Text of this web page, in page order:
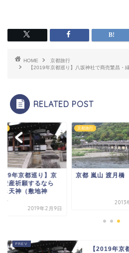
HOME
京都旅行
【2019年京都巡り】八坂神社で商売繁昌・
RELATED POST
年京都巡り】京
安産祈願するなら
ら天神（敷地神
...
2019年2月9日
京都旅行
京都 嵐山 渡月橋
2013
【2019年京